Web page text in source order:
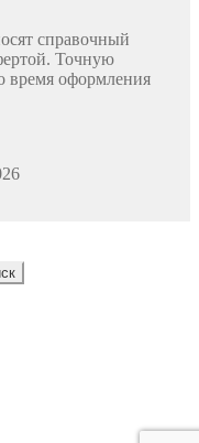
справочный
Точную
время оформления